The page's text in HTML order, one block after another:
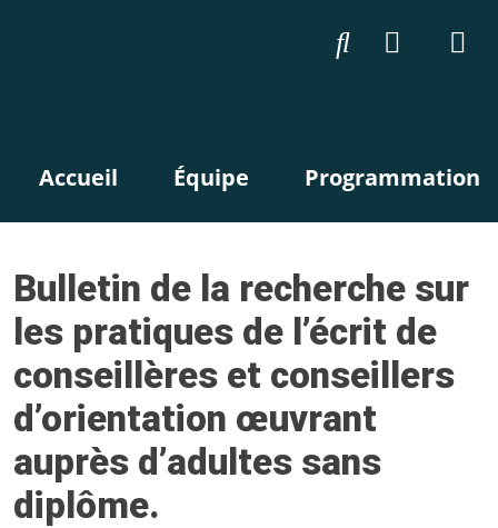
Accueil Équipe Programmation
Bulletin de la recherche sur
les pratiques de l’écrit de
conseillères et conseillers
d’orientation œuvrant
auprès d’adultes sans
diplôme.